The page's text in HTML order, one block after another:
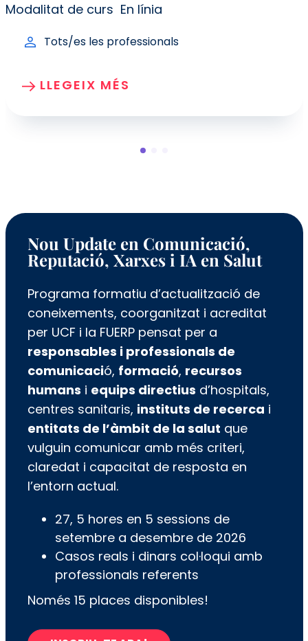
Modalitat de curs En línia
Tots/es les professionals
LLEGEIX MÉS
Nou Update en Comunicació,
Reputació, Xarxes i IA en Salut
Programa formatiu d’actualització de
coneixements, coorganitzat i acreditat
per UCF i la FUERP pensat per a
responsables i professionals de
comunicació, formació, recursos
humans i equips directius d’hospitals,
centres sanitaris, instituts de recerca i
entitats de l’àmbit de la salut que
vulguin comunicar amb més criteri,
claredat i capacitat de resposta en
l’entorn actual.
27, 5 hores en 5 sessions de
setembre a desembre de 2026
Casos reals i dinars col·loqui amb
professionals referents
Només 15 places disponibles!